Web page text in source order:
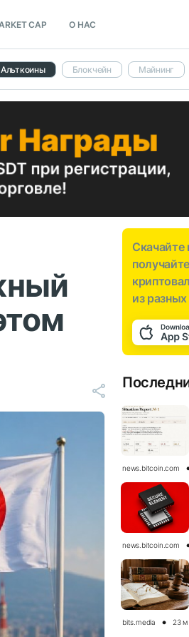
CAP О НАС
Альткоины Блокчейн Майнинг
из
news.bitcoin.com
news.bitcoin.com
bits.media 23 м